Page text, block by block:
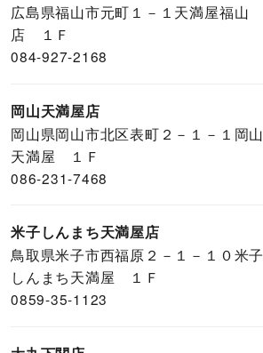
広島県福山市元町１－１天満屋福山
店 １Ｆ
084-927-2168
岡山天満屋店
岡山県岡山市北区表町２－１－１岡山
天満屋 １Ｆ
086-231-7468
米子しんまち天満屋店
鳥取県米子市西福原２－１－１０米子
しんまち天満屋 １Ｆ
0859-35-1123